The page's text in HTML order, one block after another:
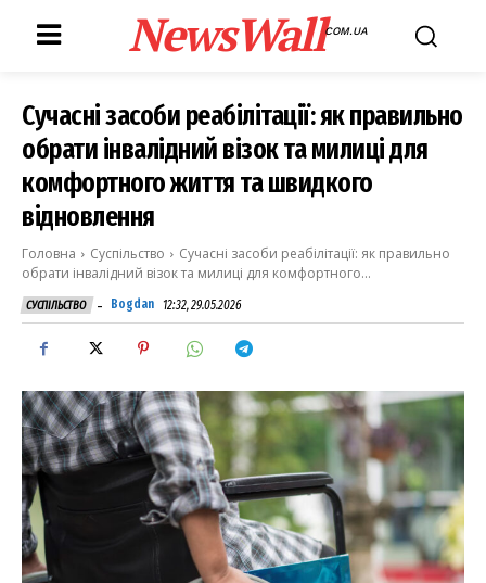
NewsWallCOM.UA
Сучасні засоби реабілітації: як правильно
обрати інвалідний візок та милиці для
комфортного життя та швидкого
відновлення
Головна Суспільство
Сучасні засоби реабілітації: як правильно
обрати інвалідний візок та милиці для комфортного...
СУСПІЛЬСТВО - Bogdan 12:32, 29.05.2026